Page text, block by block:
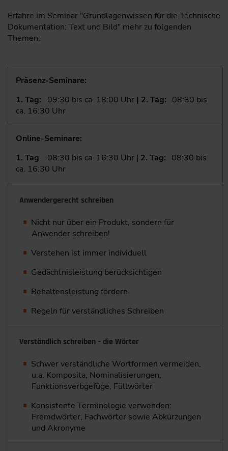
Erfahre im Seminar "Grundlagenwissen für die Technische
Dokumentation: Text und Bild" mehr zu folgenden
Themen:
Präsenz-Seminare:
1. Tag:
09:30 bis ca. 18:00 Uhr | 2. Tag: 08:30 bis
ca. 16:30 Uhr
Online-Seminare:
1. Tag
08:30 bis ca. 16:30 Uhr | 2. Tag: 08:30 bis
ca. 16:30 Uhr
Anwendergerecht schreiben
Nicht nur über ein Produkt, sondern für
Anwender schreiben!
Verstehen ist immer individuell
Gedächtnisleistung berücksichtigen
Behaltensleistung fördern
Regeln für verständliches Schreiben
Verständlich schreiben – die Wörter
Schwer verständliche Wortformen vermeiden,
u.a. Komposita, Nominalisierungen,
Funktionsverbgefüge, Füllwörter
Konsistente Terminologie verwenden:
Fremdwörter, Fachwörter sowie Abkürzungen
und Akronyme